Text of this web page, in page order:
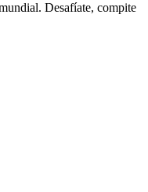
Desafíate, compite